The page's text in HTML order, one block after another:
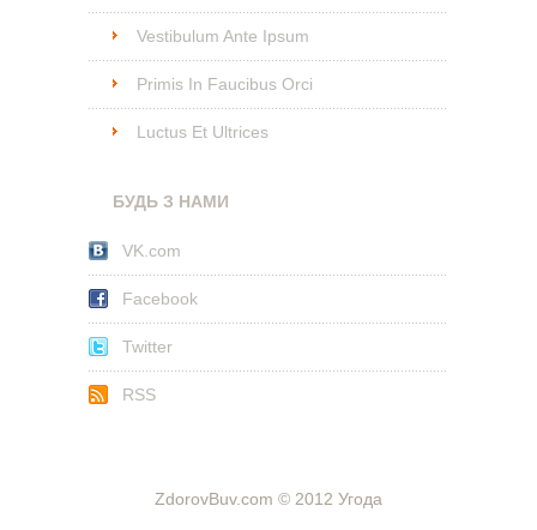
Vestibulum Ante Ipsum
Primis In Faucibus Orci
Luctus Et Ultrices
БУДЬ З НАМИ
VK.com
Facebook
Twitter
RSS
ZdorovBuv.com © 2012 Угода